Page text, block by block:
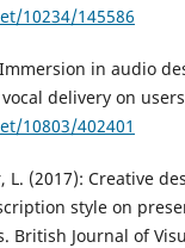
10234/145586
in audio
delivery on
10803/402401
L. (2017): Creative
style on
British Journal of